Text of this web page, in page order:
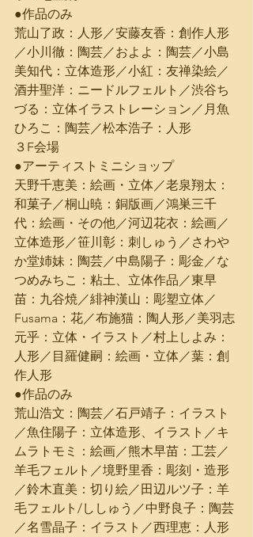
●作品のみ
荒山了政：人形／安藤友香：創作人形
／小川徹：陶芸／およよ：陶芸／小島
美知代：立体造形／小紅：友禅染絵／
酒井聖洋：ニードルフェルト／渋谷ち
づる：立体イラストレーション／月魚
ひろこ：陶芸／松本浩子：人形
３F会場
●アーティストミニショップ
天野千恵美：絵画・立体／老泉翔太：
和菓子／桐山暁：銅版画／鴻巣三千
代：絵画・その他／河辺花衣：絵画／
立体造形／笹川彰：刺しゅう／さわや
か堂姉妹：陶芸／中島陽子：彫金／な
つめみちこ：粘土、立体作品／東早
苗：九谷焼／緋神漢山：彫塑立体／
Fusama：花／布施猫：陶人形／美羽志
元乎：立体・イラスト／村上しよみ：
人形／目羅健嗣：絵画・立体／葉：創
作人形
●作品のみ
荒山浩文：陶芸／石戸靖子：イラスト
／魚住陽子：立体造形、イラスト／キ
ムラトモミ：絵画／熊木早苗：工芸／
羊毛フェルト／境野里香：彫刻・造形
／鈴木直美：切り絵／田辺ルツ子：羊
毛フェルト/ししゅう／中野良子：陶芸
／名雪晶子：イラスト／西理恵：人形